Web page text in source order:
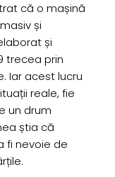
că o mașină
și
și
trecea prin
Iar acest lucru
reale, fie
un drum
știa că
fi nevoie de